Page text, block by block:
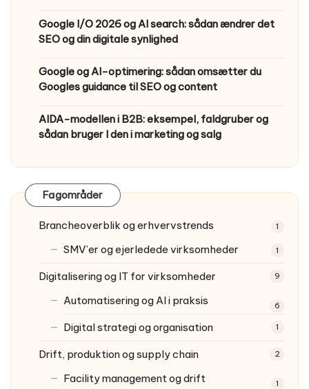
Google I/O 2026 og AI search: sådan ændrer det
SEO og din digitale synlighed
Google og AI-optimering: sådan omsætter du
Googles guidance til SEO og content
AIDA-modellen i B2B: eksempel, faldgruber og
sådan bruger I den i marketing og salg
Fagområder
Brancheoverblik og erhvervstrends 1
SMV’er og ejerledede virksomheder 1
Digitalisering og IT for virksomheder 9
Automatisering og AI i praksis 6
Digital strategi og organisation 1
Drift, produktion og supply chain 2
Facility management og drift 1